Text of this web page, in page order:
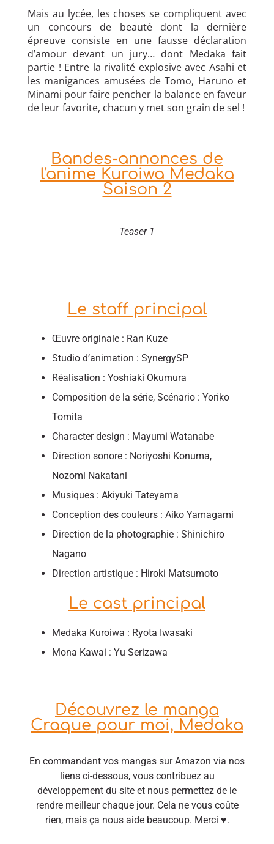
Mais au lycée, les choses se compliquent avec
un concours de beauté dont la dernière
épreuve consiste en une fausse déclaration
d’amour devant un jury… dont Medaka fait
partie ! Entre la rivalité explosive avec Asahi et
les manigances amusées de Tomo, Haruno et
Minami pour faire pencher la balance en faveur
de leur favorite, chacun y met son grain de sel !
Bandes-annonces de
l'anime Kuroiwa Medaka
Saison 2
Teaser 1
Le staff principal
Œuvre originale : Ran Kuze
Studio d’animation : SynergySP
Réalisation : Yoshiaki Okumura
Composition de la série, Scénario : Yoriko
Tomita
Character design : Mayumi Watanabe
Direction sonore : Noriyoshi Konuma,
Nozomi Nakatani
Musiques : Akiyuki Tateyama
Conception des couleurs : Aiko Yamagami
Direction de la photographie : Shinichiro
Nagano
Direction artistique : Hiroki Matsumoto
Le cast principal
Medaka Kuroiwa : Ryota Iwasaki
Mona Kawai : Yu Serizawa
Découvrez le manga
Craque pour moi, Medaka
En commandant vos mangas sur Amazon via nos
liens ci-dessous, vous contribuez au
développement du site et nous permettez de le
rendre meilleur chaque jour. Cela ne vous coûte
rien, mais ça nous aide beaucoup. Merci ♥.